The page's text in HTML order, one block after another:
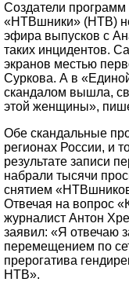
Создатели
«НТВшники» (НТВ)
эфира выпусков с
таких инцидентов.
экранов местью
Суркова. А в
скандалом вышла,
этой женщины»,
Обе скандальные
регионах России, и
результате записи
набрали тысячи
снятием
Отвечая на вопрос
журналист Антон
заявил: «Я отвечаю
перемещением по
прерогатива
НТВ».